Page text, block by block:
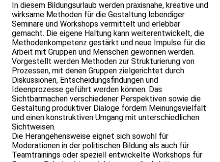
In diesem Bildungsurlaub werden praxisnahe, kreative und
wirksame Methoden für die Gestaltung lebendiger
Seminare und Workshops vermittelt und erlebbar
gemacht. Die eigene Haltung kann weiterentwickelt, die
Methodenkompetenz gestärkt und neue Impulse für die
Arbeit mit Gruppen und Menschen gewonnen werden.
Vorgestellt werden Methoden zur Strukturierung von
Prozessen, mit denen Gruppen zielgerichtet durch
Diskussionen, Entscheidungsfindungen und
Ideenprozesse geführt werden können. Das
Sichtbarmachen verschiedener Perspektiven sowie die
Gestaltung produktiver Dialoge fördern Meinungsvielfalt
und einen konstruktiven Umgang mit unterschiedlichen
Sichtweisen.
Die Herangehensweise eignet sich sowohl für
Moderationen in der politischen Bildung als auch für
Teamtrainings oder speziell entwickelte Workshops für